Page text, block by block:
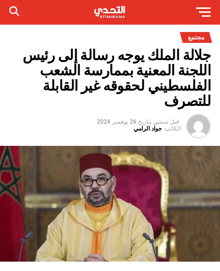
مجتمع
جلالة الملك يوجه رسالة إلى رئيس
اللجنة المعنية بممارسة الشعب
الفلسطيني لحقوقه غير القابلة
للتصرف
قبل سنتين بتاريخ 26 نوفمبر 2024
الكاتب: جواد الرامي